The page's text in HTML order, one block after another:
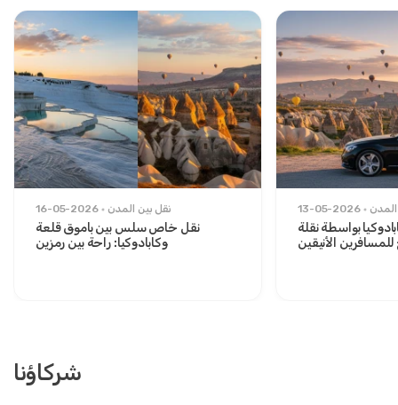
16-05-2026 نقل بين المدن
نقل خاص سلس بين باموق قلعة
وكابادوكيا: راحة بين رمزين
13-05-2026
بواسطة نقلة
الأنيقين
شركاؤنا